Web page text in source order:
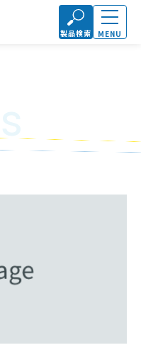
製品検索 MENU